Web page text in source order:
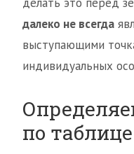
далеко не всегда
выступающими
индивидуальных
по таблице